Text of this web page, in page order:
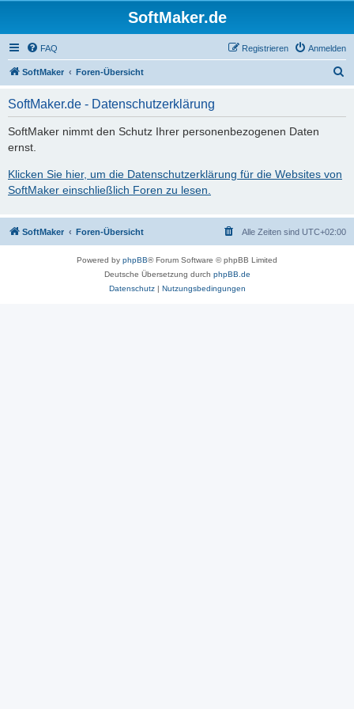
SoftMaker.de
FAQ Anmelden
Registrieren
SoftMaker Foren-Übersicht
SoftMaker.de - Datenschutzerklärung
SoftMaker nimmt den Schutz Ihrer personenbezogenen Daten
ernst.
Klicken Sie hier, um die Datenschutzerklärung für die Websites von
SoftMaker einschließlich Foren zu lesen.
SoftMaker Foren-Übersicht Alle Zeiten sind UTC+02:00
Powered by phpBB® Forum Software © phpBB Limited
Deutsche Übersetzung durch phpBB.de
Datenschutz| Nutzungsbedingungen